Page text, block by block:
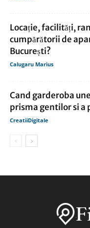
Locație, facilități,
cumpărătorii de
București?
Calugaru Marius
Cand garderoba
prisma gentilor si a
CreatiiDigitale